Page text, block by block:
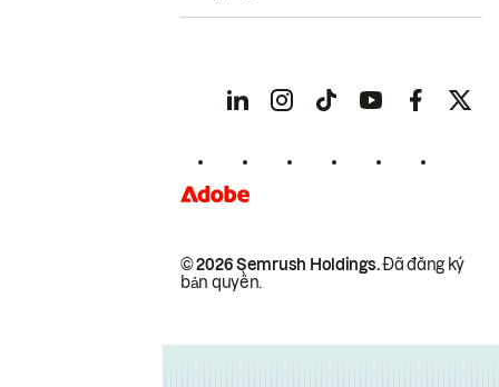
© 2026 Semrush Holdings.Đã đăng ký
bản quyền.